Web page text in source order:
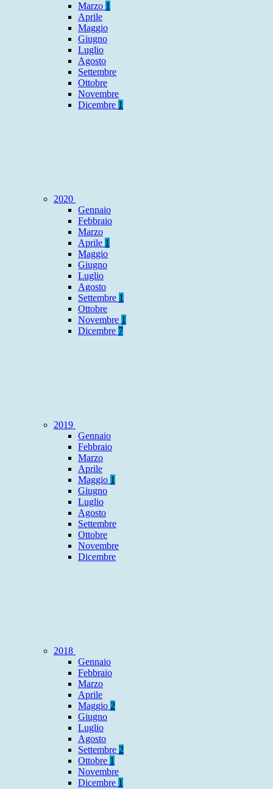
Marzo 1
Aprile
Maggio
Giugno
Luglio
Agosto
Settembre
Ottobre
Novembre
Dicembre 1
2020
Gennaio
Febbraio
Marzo
Aprile 1
Maggio
Giugno
Luglio
Agosto
Settembre 1
Ottobre
Novembre 1
Dicembre 7
2019
Gennaio
Febbraio
Marzo
Aprile
Maggio 1
Giugno
Luglio
Agosto
Settembre
Ottobre
Novembre
Dicembre
2018
Gennaio
Febbraio
Marzo
Aprile
Maggio 2
Giugno
Luglio
Agosto
Settembre 2
Ottobre 1
Novembre
Dicembre 1